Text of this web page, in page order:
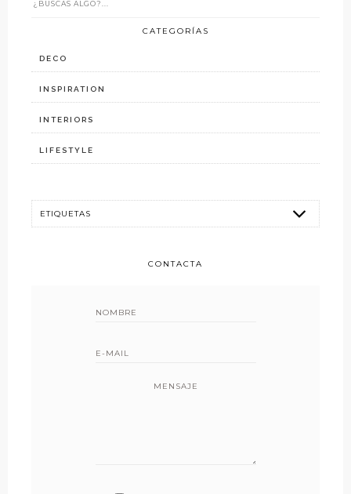
CATEGORÍAS
DECO
INSPIRATION
INTERIORS
LIFESTYLE
CONTACTA
MENSAJE